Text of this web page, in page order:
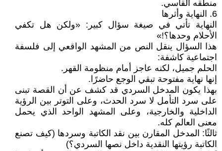
منطقه القاسي.
6. النهاية وأثرها
النهاية تأتي في صيغة سؤال كبير: «ولكن هل تكفي
الأحلام وحدها؟!»
هذا السؤال ينقل النص من المشهد الواقعي إلى فلسفة
اجتماعية كاشفة:
الحلم جميل، لكنه عاجز أمام منظومة القهر.
إنها نهاية مفتوحة تبقي الوجع حاضرًا.
بهذا يكون المدخل السردي قد كشف عن أن القصة تبنى
على سرد التأمل لا سرد الحدث، وعلى التوتر بين الرؤية
الداخلية والخارجية، وعلى المشهد الواحد الذي يحمل
معنى العالم كله.
ثالثًا: المدخل المقارن بين نقد الكاتبة وسردها (كيف تصنع
الكاتبة رؤيتها النقدية داخل نصها السردي؟)